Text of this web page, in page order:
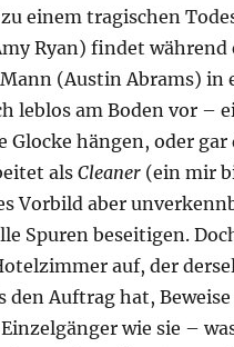
einem tragischen
Ryan) findet während
(Austin Abrams) in
leblos am Boden vor –
hängen, oder gar
als Cleaner(ein mir
Vorbild aber
Spuren beseitigen.
auf, der
den Auftrag hat,
wie sie –